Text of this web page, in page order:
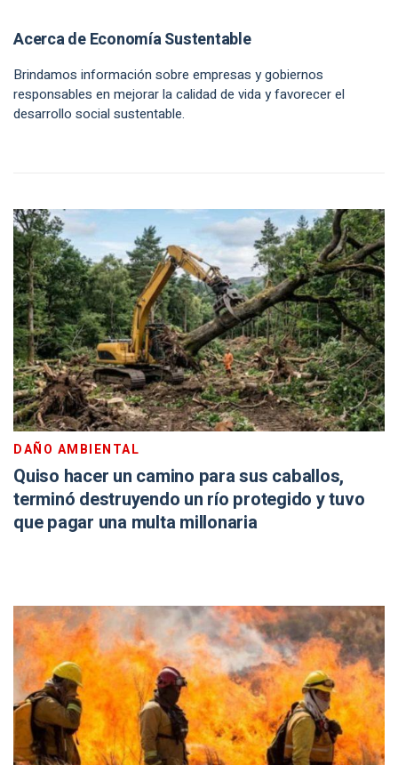
Acerca de Economía Sustentable
Brindamos información sobre empresas y gobiernos
responsables en mejorar la calidad de vida y favorecer el
desarrollo social sustentable.
DAÑO AMBIENTAL
Quiso hacer un camino para sus caballos,
terminó destruyendo un río protegido y tuvo
que pagar una multa millonaria